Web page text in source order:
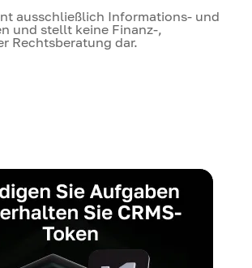
ausschließlich Informations- und
und stellt keine Finanz-,
Rechtsberatung dar.